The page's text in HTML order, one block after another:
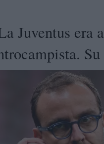
Juventus era